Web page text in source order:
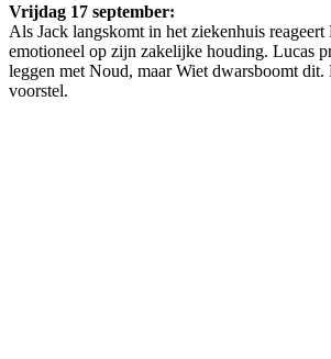
Vrijdag 17 september:
Als Jack langskomt in het ziekenhuis reageert
emotioneel op zijn zakelijke houding. Lucas
leggen met Noud, maar Wiet dwarsboomt dit.
voorstel.